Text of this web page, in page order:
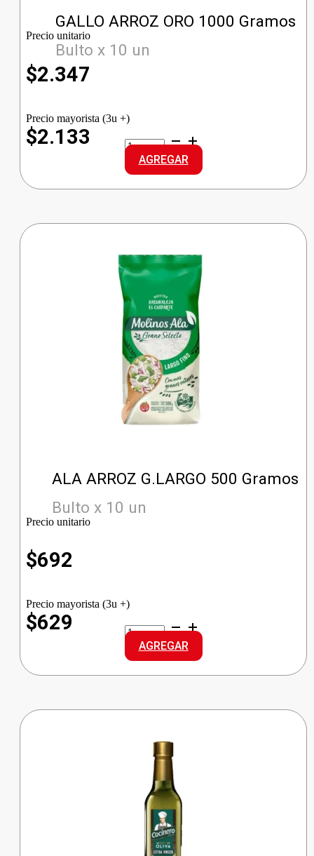
GALLO ARROZ ORO 1000 Gramos
Bulto x 10 un
Precio unitario
$2.347
Precio mayorista (3u +)
$2.133
GALLO
ARROZ
ORO
cantidad
AGREGAR
ALA ARROZ G.LARGO 500 Gramos
Bulto x 10 un
Precio unitario
$692
Precio mayorista (3u +)
$629
ALA
ARROZ
G.LARGO
cantidad
AGREGAR